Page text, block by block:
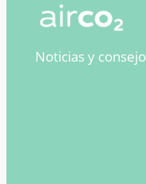
Noticias y